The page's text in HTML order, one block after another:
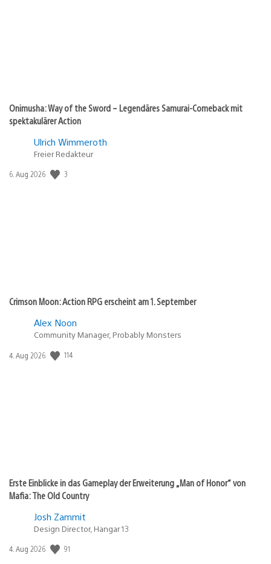
Onimusha: Way of the Sword – Legendäres Samurai-Comeback mit
spektakulärer Action
Ulrich Wimmeroth
Freier Redakteur
Veröffentlichungsdatum:
6. Aug 2026 3
Crimson Moon: Action RPG erscheint am 1. September
Alex Noon
Community Manager, Probably Monsters
Veröffentlichungsdatum:
4. Aug 2026 114
Erste Einblicke in das Gameplay der Erweiterung „Man of Honor“ von
Mafia: The Old Country
Josh Zammit
Design Director, Hangar 13
Veröffentlichungsdatum:
4. Aug 2026 91